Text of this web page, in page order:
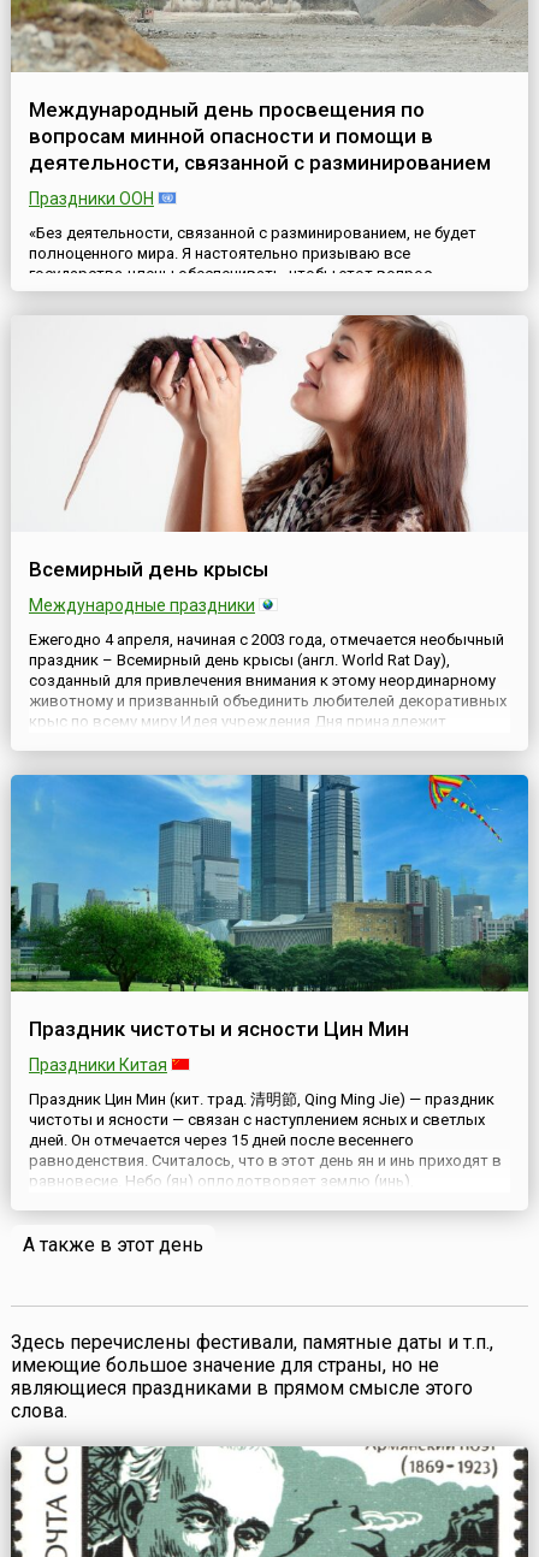
Международный день просвещения по
вопросам минной опасности и помощи в
деятельности, связанной с разминированием
Праздники ООН
«Без деятельности, связанной с разминированием, не будет
полноценного мира. Я настоятельно призываю все
государства-члены обеспечивать, чтобы этот вопрос
оставался в числе главных вопросов международной повестки
дня в контексте мирных переговоров, усилий по
предотвращению ущерба в ходе конфликтов, а также при
предоставлении чрезвычайной гуманитарной помощи в зонах
военных действий». Генеральный ...
Всемирный день крысы
Международные праздники
Ежегодно 4 апреля, начиная с 2003 года, отмечается необычный
праздник – Всемирный день крысы (англ. World Rat Day),
созданный для привлечения внимания к этому неординарному
животному и призванный объединить любителей декоративных
крыс по всему миру.Идея учреждения Дня принадлежит
Праздник чистоты и ясности Цин Мин
Праздники Китая
Праздник Цин Мин (кит. трад. 清明節, Qing Ming Jie) — праздник
чистоты и ясности — связан с наступлением ясных и светлых
дней. Он отмечается через 15 дней после весеннего
равноденствия. Считалось, что в этот день ян и инь приходят в
равновесие. Небо (ян) оплодотворяет землю (инь),
государственных выходным днем, празднично одетые люди
гуля...
А также в этот день
Здесь перечислены фестивали, памятные даты и т.п.,
имеющие большое значение для страны, но не
являющиеся праздниками в прямом смысле этого
слова.